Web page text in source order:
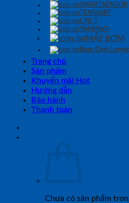
SMARTSENSOR
TENMART
UNI-T
YAMAWA
MÁY BƠM
Bơm Định Lượng
Trang chủ
Sản phẩm
Khuyến mãi Hot
Hướng dẫn
Bảo hành
Thanh toán
Chưa có sản phẩm